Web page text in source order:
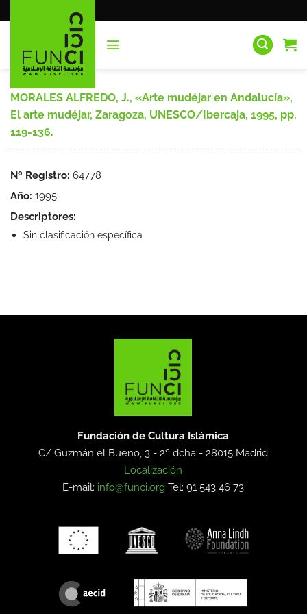
al
MORALES ALFREDO, J., «Arte mudéjar en Andalucía»,
El arte mudéjar, Zaragoza, UNESCO/Ibercaja, 1995, pp.
119-136.
Nº Registro: 64778
Año: 1995
Descriptores:
Sin clasificación específica
Fundación de Cultura Islámica
C/ Guzmán el Bueno, 3 - 2º dcha -28015 Madrid
Localización
E-mail: info@funci.org Tel: 91 543 46 73